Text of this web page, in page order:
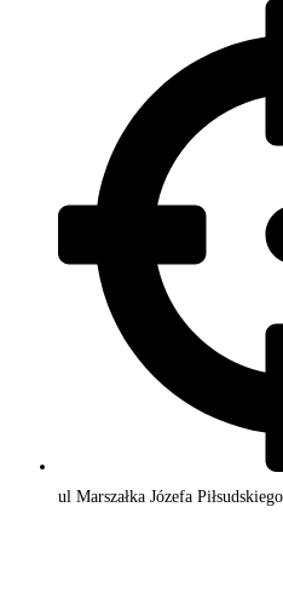
ul Marszałka Józefa